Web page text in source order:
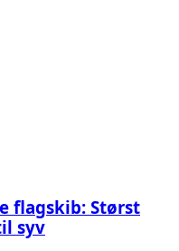
flagskib: Størst
syv